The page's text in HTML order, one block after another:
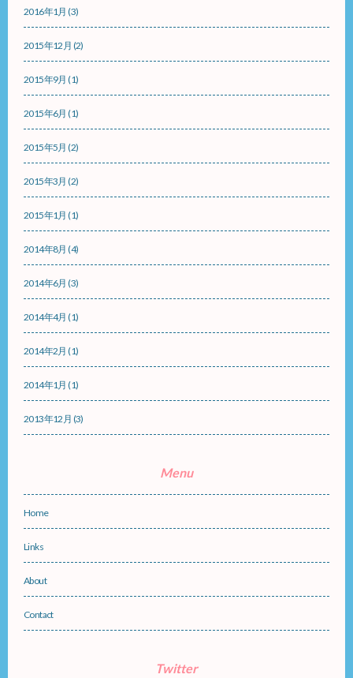
2016年1月 (3)
2015年12月 (2)
2015年9月 (1)
2015年6月 (1)
2015年5月 (2)
2015年3月 (2)
2015年1月 (1)
2014年8月 (4)
2014年6月 (3)
2014年4月 (1)
2014年2月 (1)
2014年1月 (1)
2013年12月 (3)
Menu
Home
Links
About
Contact
Twitter